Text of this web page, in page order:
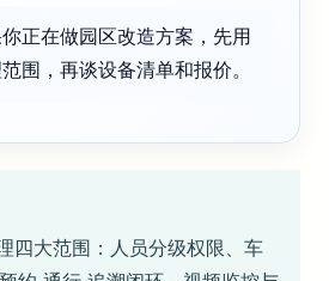
正在做园区改造方案，先用
围，再谈设备清单和报价。
四大范围：人员分级权限、车